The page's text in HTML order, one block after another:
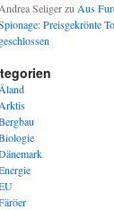
Andrea Seligerzu Aus
Preisgekrönte
geschlossen
Åland
Arktis